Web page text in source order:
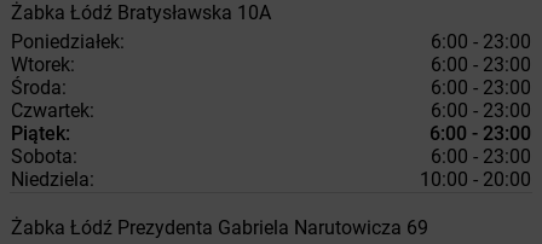
Żabka Łódź Bratysławska 10A
Poniedziałek:
6:00 - 23:00
Wtorek:
6:00 - 23:00
Środa:
6:00 - 23:00
Czwartek:
6:00 - 23:00
Piątek:
6:00 - 23:00
Sobota:
6:00 - 23:00
Niedziela:
10:00 - 20:00
Żabka Łódź Prezydenta Gabriela Narutowicza 69